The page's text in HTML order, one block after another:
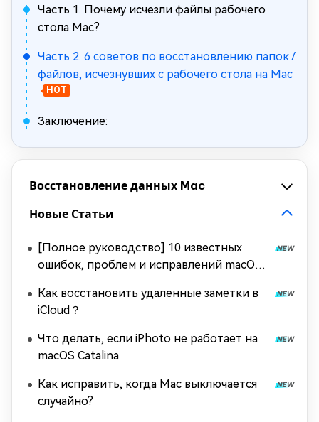
Часть 1. Почему исчезли файлы рабочего
стола Mac?
Часть 2. 6 советов по восстановлению папок /
файлов, исчезнувших с рабочего стола на Mac
HOT
Заключение:
Восстановление данных Mac
Новые Статьи
[Полное руководство] 10 известных
ошибок, проблем и исправлений macOS
Как восстановить удаленные заметки в
iCloud？
Что делать, если iPhoto не работает на
macOS Catalina
Как исправить, когда Mac выключается
случайно?